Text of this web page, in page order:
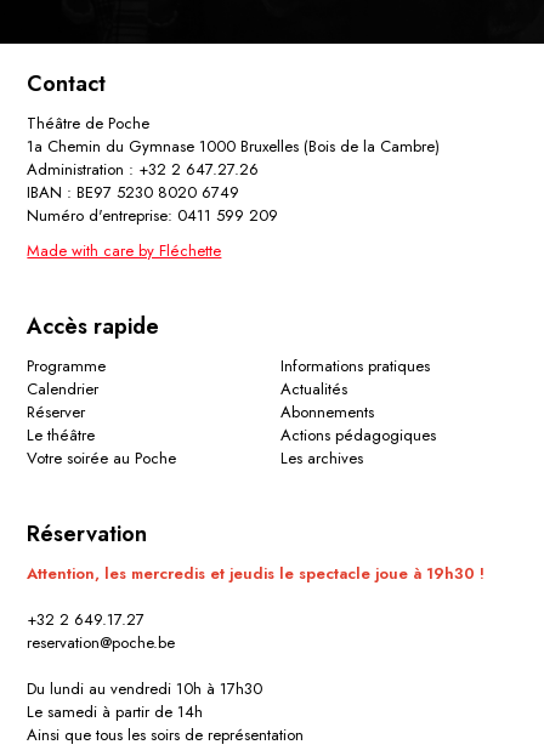
Contact
Théâtre de Poche
1a Chemin du Gymnase 1000 Bruxelles (Bois de la Cambre)
Administration : +32 2 647.27.26
IBAN : BE97 5230 8020 6749
Numéro d'entreprise: 0411 599 209
Made with care by Fléchette
Accès rapide
Programme
Calendrier
Réserver
Le théâtre
Votre soirée au Poche
Informations pratiques
Actualités
Abonnements
Actions pédagogiques
Les archives
Réservation
Attention, les mercredis et jeudis le spectacle joue à 19h30 !
+32 2 649.17.27
reservation@poche.be
Du lundi au vendredi 10h à 17h30
Le samedi à partir de 14h
Ainsi que tous les soirs de représentation